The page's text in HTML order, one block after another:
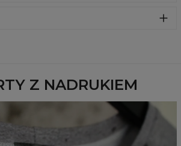
miły w dotyku! Możesz dopasować
Z NADRUKIEM